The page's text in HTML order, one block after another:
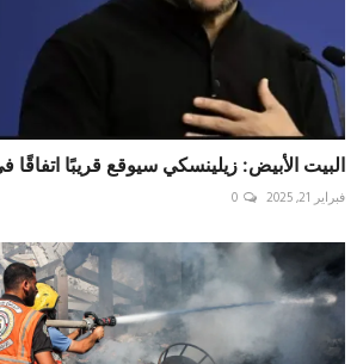
البيت الأبيض: زيلينسكي سيوقع قريبًا
فبراير 21, 2025 0